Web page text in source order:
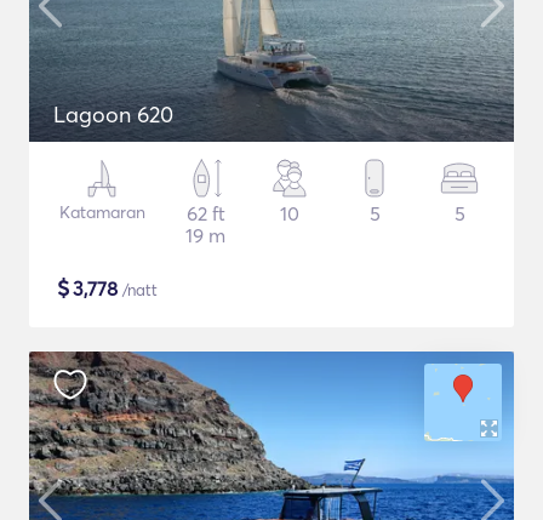
Lagoon 620
Katamaran
62 ft
19 m
10 5 5
$3,778 /natt